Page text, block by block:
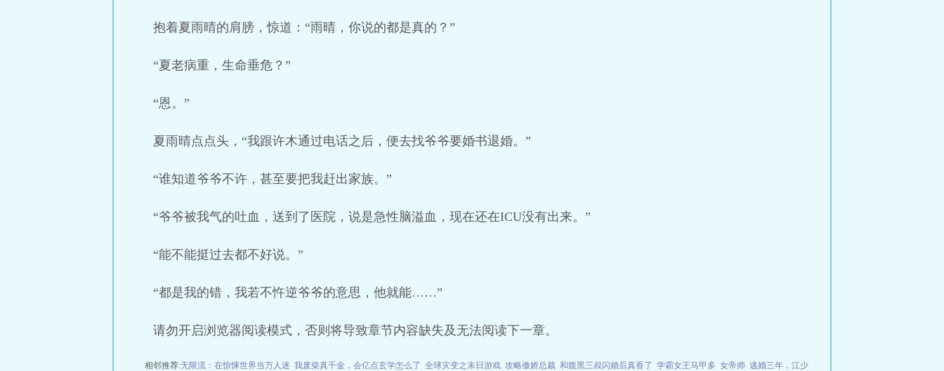
抱着夏雨晴的肩膀，惊道：“雨晴，你说的都是真的？”
“夏老病重，生命垂危？”
“恩。”
夏雨晴点点头，“我跟许木通过电话之后，便去找爷爷要婚书退婚。”
“谁知道爷爷不许，甚至要把我赶出家族。”
“爷爷被我气的吐血，送到了医院，说是急性脑溢血，现在还在ICU没有出来。”
“能不能挺过去都不好说。”
“都是我的错，我若不忤逆爷爷的意思，他就能……”
请勿开启浏览器阅读模式，否则将导致章节内容缺失及无法阅读下一章。
相邻推荐:无限流：在惊悚世界当万人迷 我废柴真千金，会亿点玄学怎么了 全球灾变之末日游戏 攻略傲娇总裁 和腹黑三叔闪婚后真香了 学霸女王马甲多 女帝师 逃婚三年，江少